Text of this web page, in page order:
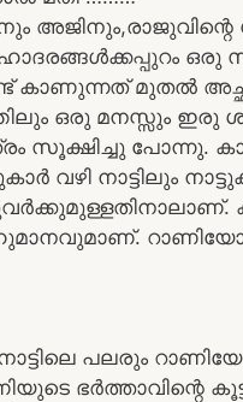
കാണുന്നത് മുതൽ അച്ഛൻ
ഒരു മനസ്സും ഇരു
സൂക്ഷിച്ചു പോന്നു.
വഴി നാട്ടിലും
പലരും
ഭർത്താവിന്റെ